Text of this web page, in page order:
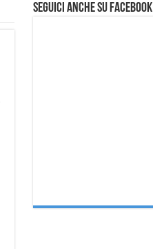
Seguici anche su Facebook